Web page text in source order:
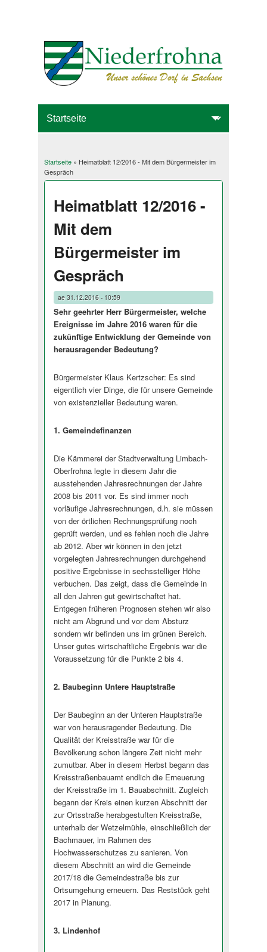
Sie sind hier
Startseite» Heimatblatt 12/2016 - Mit dem Bürgermeister im
Gespräch
Heimatblatt 12/2016 -
Mit dem
Bürgermeister im
Gespräch
ae31.12.2016 - 10:59
Sehr geehrter Herr Bürgermeister, welche
Ereignisse im Jahre 2016 waren für die
zukünftige Entwicklung der Gemeinde von
herausragender Bedeutung?
Bürgermeister Klaus Kertzscher: Es sind
eigentlich vier Dinge, die für unsere Gemeinde
von existenzieller Bedeutung waren.
1. Gemeindefi­nanzen
Die Kämmerei der Stadtverwaltung Limbach-
Oberfrohna legte in diesem Jahr die
ausstehenden Jahresrechnungen der Jahre
2008 bis 2011 vor. Es sind immer noch
vorläufige Jahresrechnungen, d.h. sie müssen
von der örtlichen Rechnungsprüfung noch
geprüft werden, und es fehlen noch die Jahre
ab 2012. Aber wir können in den jetzt
vorgelegten Jahresrechnungen durchgehend
positive Ergebnisse in sechsstelliger Höhe
verbuchen. Das zeigt, dass die Gemeinde in
all den Jahren gut gewirtschaftet hat.
Entgegen früheren Prognosen stehen wir also
nicht am Abgrund und vor dem Absturz
sondern wir befinden uns im grünen Bereich.
Unser gutes wirtschaftliche Ergebnis war die
Voraussetzung für die Punkte 2 bis 4.
2. Baubeginn Untere Hauptstraße
Der Baubeginn an der Unteren Hauptstraße
war von herausragender Bedeutung. Die
Qualität der Kreisstraße war für die
Bevölkerung schon längere Zeit nicht mehr
zumutbar. Aber in diesem Herbst begann das
Kreisstraßenbauamt endlich die Erneuerung
der Kreisstraße im 1. Bauabschnitt. Zugleich
begann der Kreis einen kurzen Abschnitt der
zur Ortsstraße herabgestuften Kreisstraße,
unterhalb der Wetzelmühle, einschließlich der
Bachmauer, im Rahmen des
Hochwasserschutzes zu sanieren. Von
diesem Abschnitt an wird die Gemeinde
2017/18 die Gemeindestraße bis zur
Ortsumgehung erneuern. Das Reststück geht
2017 in Planung.
3. Lindenhof